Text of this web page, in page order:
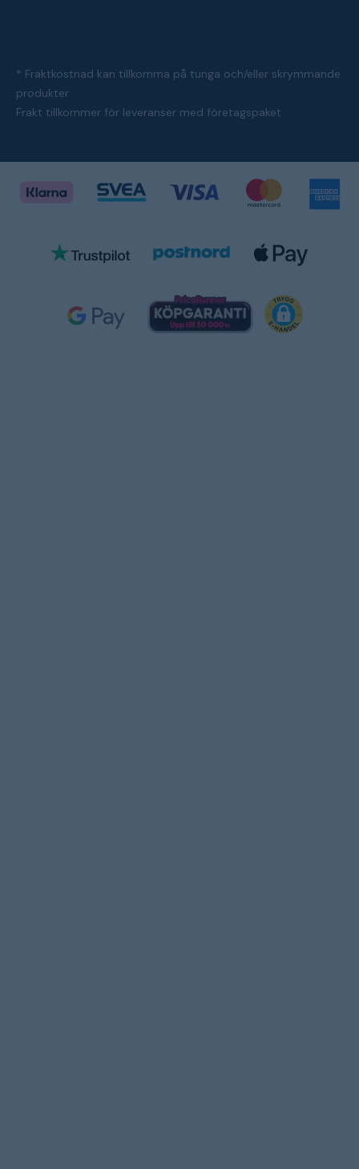
* Fraktkostnad kan tillkomma på tunga och/eller skrymmande
produkter
Frakt tillkommer för leveranser med företagspaket